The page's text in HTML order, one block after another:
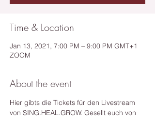
Time & Location
Jan 13, 2021, 7:00 PM – 9:00 PM GMT+1
ZOOM
About the event
Hier gibts die Tickets für den Livestream
von SING.HEAL.GROW. Gesellt euch von